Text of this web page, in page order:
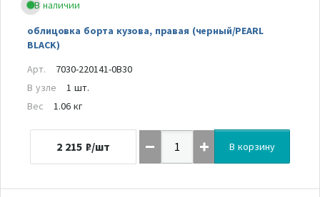
В наличии
облицовка борта кузова, правая (черный/PEARL
BLACK)
Арт.
7030-220141-0B30
В узле
1 шт.
Вес
1.06 кг
2 215 ₽/шт В корзину